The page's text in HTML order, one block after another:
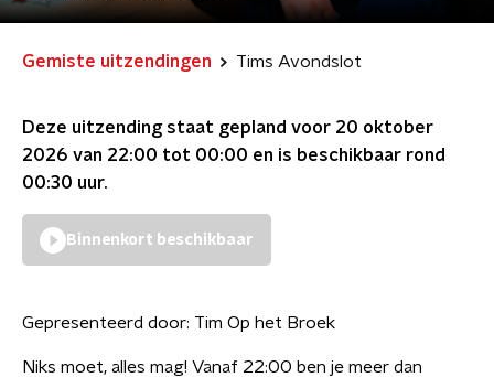
Gemiste uitzendingen Tims Avondslot
Deze uitzending staat gepland voor 20 oktober
2026 van 22:00 tot 00:00 en is beschikbaar rond
00:30 uur.
Binnenkort beschikbaar
Gepresenteerd door: Tim Op het Broek
Niks moet, alles mag! Vanaf 22:00 ben je meer dan